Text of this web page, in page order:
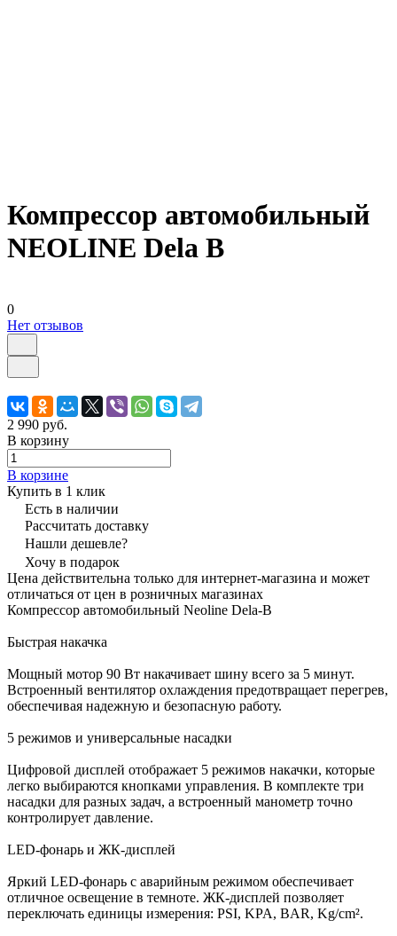
Компрессор автомобильный
NEOLINE Dela B
0
Нет отзывов
2 990 руб.
В корзину
В корзине
Купить в 1 клик
Есть в наличии
Рассчитать доставку
Нашли дешевле?
Хочу в подарок
Цена действительна только для интернет-магазина и может
отличаться от цен в розничных магазинах
Компрессор автомобильный Neoline Dela-B
Быстрая накачка
Мощный мотор 90 Вт накачивает шину всего за 5 минут.
Встроенный вентилятор охлаждения предотвращает перегрев,
обеспечивая надежную и безопасную работу.
5 режимов и универсальные насадки
Цифровой дисплей отображает 5 режимов накачки, которые
легко выбираются кнопками управления. В комплекте три
насадки для разных задач, а встроенный манометр точно
контролирует давление.
LED-фонарь и ЖК-дисплей
Яркий LED-фонарь с аварийным режимом обеспечивает
отличное освещение в темноте. ЖК-дисплей позволяет
переключать единицы измерения: PSI, KPA, BAR, Kg/cm².